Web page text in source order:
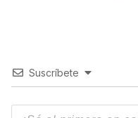
Suscríbete